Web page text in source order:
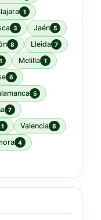
1
3 Jaén 5
8 Lleida 7
Melilla 1
6
5
7
1 Valencia 8
4